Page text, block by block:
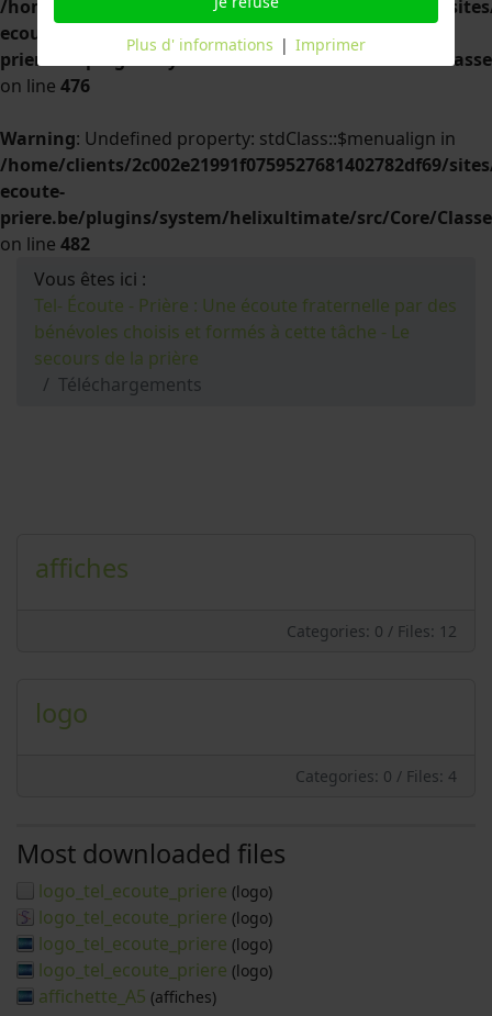
/home/clients/2c002e21991f0759527681402782df69/
ecoute-
priere.be/plugins/system/helixultimate/src/Core/
on line 476
Warning: Undefined property: stdClass::$menualign in
/home/clients/2c002e21991f0759527681402782df69/
ecoute-
priere.be/plugins/system/helixultimate/src/Core/
on line 482
Vous êtes ici :
Tel- Écoute - Prière : Une écoute fraternelle par des
bénévoles choisis et formés à cette tâche - Le
secours de la prière
Téléchargements
affiches
Categories: 0 / Files: 12
logo
Categories: 0 / Files: 4
Most downloaded files
logo_tel_ecoute_priere (logo)
logo_tel_ecoute_priere (logo)
logo_tel_ecoute_priere (logo)
logo_tel_ecoute_priere (logo)
affichette_A5 (affiches)
Plus d' informations | Imprimer